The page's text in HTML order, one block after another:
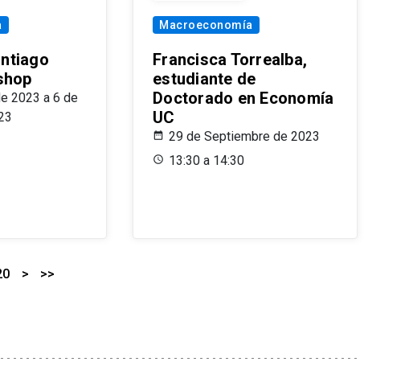
2023 a 6 de
Macroeconomía
Francisca Torrealba,
estudiante de
Doctorado en Economía
UC
29 de Septiembre de 2023
13:30 a 14:30
> >>